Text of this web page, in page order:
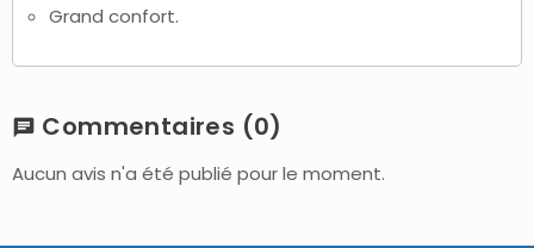
Grand confort.
chat Commentaires (0)
Aucun avis n'a été publié pour le moment.